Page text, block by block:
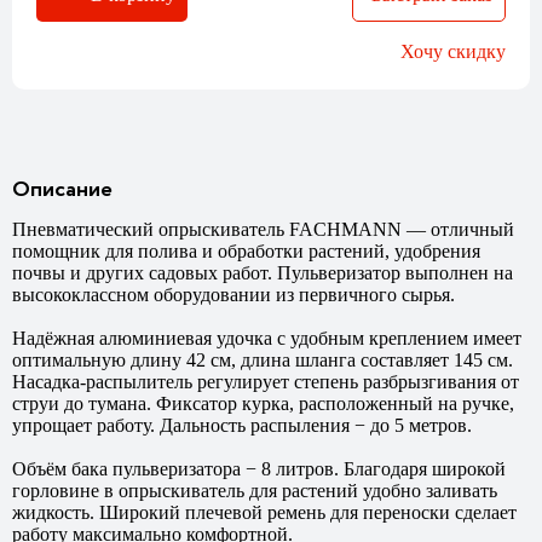
Хочу скидку
Описание
Пневматический опрыскиватель FACHMANN — отличный
помощник для полива и обработки растений, удобрения
почвы и других садовых работ. Пульверизатор выполнен на
высококлассном оборудовании из первичного сырья.
Надёжная алюминиевая удочка с удобным креплением имеет
оптимальную длину 42 см, длина шланга составляет 145 см.
Насадка-распылитель регулирует степень разбрызгивания от
струи до тумана. Фиксатор курка, расположенный на ручке,
упрощает работу. Дальность распыления − до 5 метров.
Объём бака пульверизатора − 8 литров. Благодаря широкой
горловине в опрыскиватель для растений удобно заливать
жидкость. Широкий плечевой ремень для переноски сделает
работу максимально комфортной.